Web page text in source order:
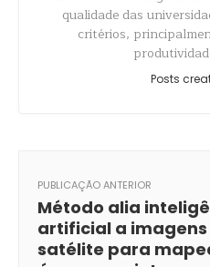
qualidade das
critérios,
Posts
PUBLICAÇÃO ANTERIOR
Método alia
artificial a imagens
satélite para